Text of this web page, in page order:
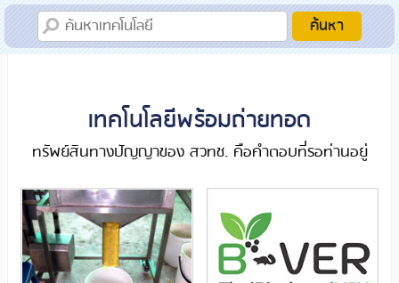
เทคโนโลยีพร้อมถ่ายทอด
ทรัพย์สินทางปัญญาของ สวทช. คือคำตอบที่รอท่านอยู่